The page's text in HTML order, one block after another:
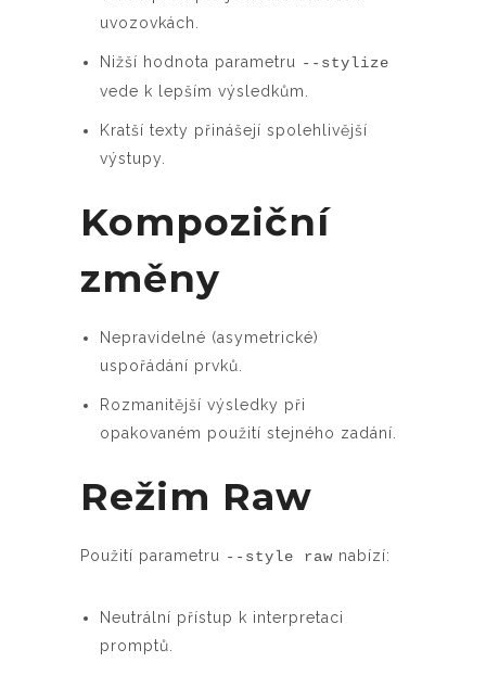
uvozovkách.
Nižší hodnota parametru --stylize
vede k lepším výsledkům.
Kratší texty přinášejí spolehlivější
výstupy.
Kompoziční
změny
Nepravidelné (asymetrické)
uspořádání prvků.
Rozmanitější výsledky při
opakovaném použití stejného zadání.
Režim Raw
Použití parametru --style raw nabízí:
Neutrální přístup k interpretaci
promptů.